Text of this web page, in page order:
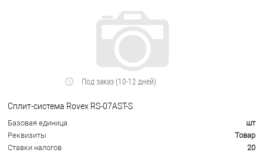
Под заказ (10-12 дней)
Сплит-система Rovex RS-07AST-S
Базовая единица
шт
Реквизиты
Товар
Ставки налогов
20